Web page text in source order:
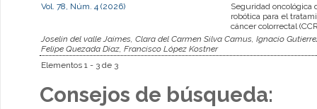
Vol. 78, Núm. 4 (2026)
Seguridad oncológica
robótica para el
cáncer colorrectal
Joselin del valle Jaimes, Clara del Carmen Silva Camus, Ignacio
Felipe Quezada Diaz, Francisco López Kostner
Elementos 1 - 3 de 3
Consejos de búsqueda: